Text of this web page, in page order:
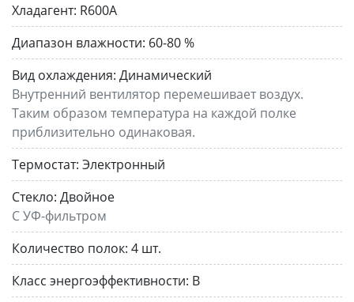
Хладагент: R600A
Диапазон влажности: 60-80 %
Вид охлаждения: Динамический
Внутренний вентилятор перемешивает воздух.
Таким образом температура на каждой полке
приблизительно одинаковая.
Термостат: Электронный
Стекло: Двойное
С УФ-фильтром
Количество полок: 4 шт.
Класс энергоэффективности: B